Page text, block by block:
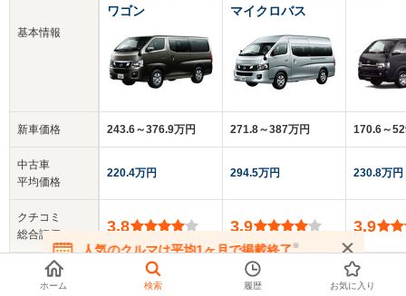
基本情報
新車価格
中古車
平均価格
クチコミ
総合評価
乗車定員
ワゴン
243.6～376.9万円
220.4万円
3.8
マイクロバス
271.8～387万円
294.5万円
3.9
14人
170.6～
230.8万円
3.9
3～10人
人気のクルマは平均1ヶ月で掲載終了※
在庫が無くなる前にお問い合わせください
ホーム 検索 履歴 お気に入り